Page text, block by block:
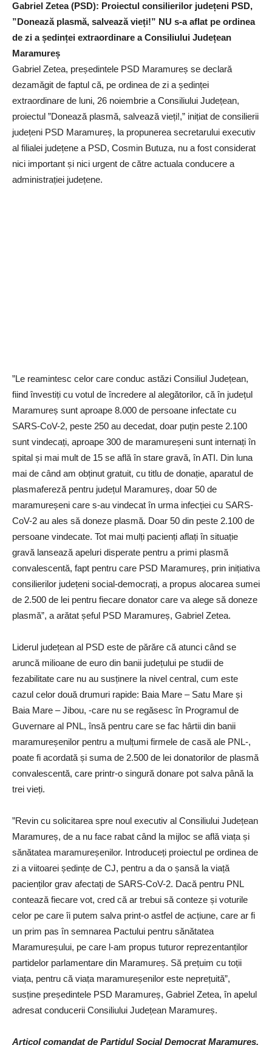
Gabriel Zetea (PSD): Proiectul consilierilor județeni PSD,
”Donează plasmă, salvează vieți!” NU s-a aflat pe ordinea
de zi a ședinței extraordinare a Consiliului Județean
Maramureș
Gabriel Zetea, președintele PSD Maramureș se declară
dezamăgit de faptul că, pe ordinea de zi a ședinței
extraordinare de luni, 26 noiembrie a Consiliului Județean,
proiectul ”Donează plasmă, salvează vieți!,” inițiat de consilierii
județeni PSD Maramureș, la propunerea secretarului executiv
al filialei județene a PSD, Cosmin Butuza, nu a fost considerat
nici important și nici urgent de către actuala conducere a
administrației județene.
”Le reamintesc celor care conduc astăzi Consiliul Județean,
fiind învestiți cu votul de încredere al alegătorilor, că în județul
Maramureș sunt aproape 8.000 de persoane infectate cu
SARS-CoV-2, peste 250 au decedat, doar puțin peste 2.100
sunt vindecați, aproape 300 de maramureșeni sunt internați în
spital și mai mult de 15 se află în stare gravă, în ATI. Din luna
mai de când am obținut gratuit, cu titlu de donație, aparatul de
plasmafereză pentru județul Maramureș, doar 50 de
maramureșeni care s-au vindecat în urma infecției cu SARS-
CoV-2 au ales să doneze plasmă. Doar 50 din peste 2.100 de
persoane vindecate. Tot mai mulți pacienți aflați în situație
gravă lansează apeluri disperate pentru a primi plasmă
convalescentă, fapt pentru care PSD Maramureș, prin inițiativa
consilierilor județeni social-democrați, a propus alocarea sumei
de 2.500 de lei pentru fiecare donator care va alege să doneze
plasmă”, a arătat șeful PSD Maramureș, Gabriel Zetea.
Liderul județean al PSD este de părăre că atunci când se
aruncă milioane de euro din banii județului pe studii de
fezabilitate care nu au susținere la nivel central, cum este
cazul celor două drumuri rapide: Baia Mare – Satu Mare și
Baia Mare – Jibou, -care nu se regăsesc în Programul de
Guvernare al PNL, însă pentru care se fac hârtii din banii
maramureșenilor pentru a mulțumi firmele de casă ale PNL-,
poate fi acordată și suma de 2.500 de lei donatorilor de plasmă
convalescentă, care printr-o singură donare pot salva până la
trei vieți.
”Revin cu solicitarea spre noul executiv al Consiliului Județean
Maramureș, de a nu face rabat când la mijloc se află viața și
sănătatea maramureșenilor. Introduceți proiectul pe ordinea de
zi a viitoarei ședințe de CJ, pentru a da o șansă la viață
pacienților grav afectați de SARS-CoV-2. Dacă pentru PNL
contează fiecare vot, cred că ar trebui să conteze și voturile
celor pe care îi putem salva print-o astfel de acțiune, care ar fi
un prim pas în semnarea Pactului pentru sănătatea
Maramureșului, pe care l-am propus tuturor reprezentanților
partidelor parlamentare din Maramureș. Să prețuim cu toții
viața, pentru că viața maramureșenilor este neprețuită”,
susține președintele PSD Maramureș, Gabriel Zetea, în apelul
adresat conducerii Consiliului Județean Maramureș.
Articol comandat de Partidul Social Democrat Maramureș,